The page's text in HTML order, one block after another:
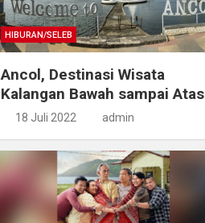
HIBURAN/SELEB
Ancol, Destinasi Wisata
Kalangan Bawah sampai Atas
18 Juli 2022 admin